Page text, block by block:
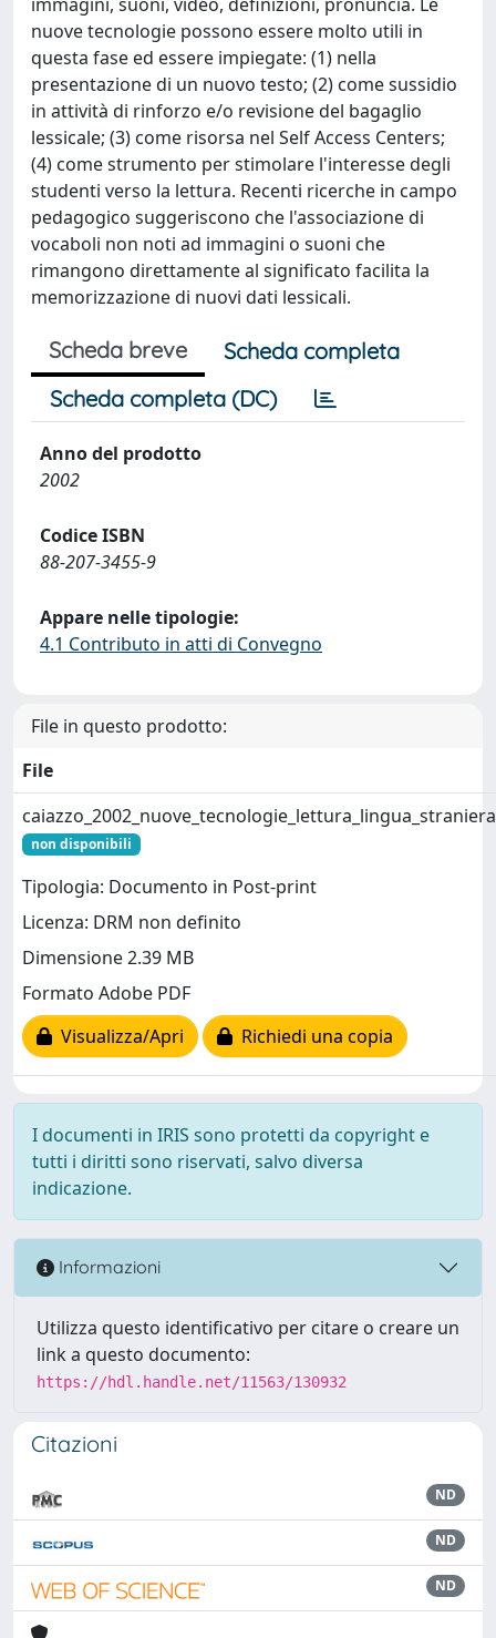
nuove tecnologie possono essere molto utili in
questa fase ed essere impiegate: (1) nella
presentazione di un nuovo testo; (2) come sussidio
in attività di rinforzo e/o revisione del bagaglio
lessicale; (3) come risorsa nel Self Access Centers;
(4) come strumento per stimolare l'interesse degli
studenti verso la lettura. Recenti ricerche in campo
pedagogico suggeriscono che l'associazione di
vocaboli non noti ad immagini o suoni che
rimangono direttamente al significato facilita la
memorizzazione di nuovi dati lessicali.
Scheda breve
Scheda completa
Scheda completa (DC)
Anno del prodotto
2002
Codice ISBN
88-207-3455-9
Appare nelle tipologie:
4.1 Contributo in atti di Convegno
File in questo prodotto:
File
non disponibili
Tipologia: Documento in Post-print
Licenza: DRM non definito
Dimensione 2.39 MB
Formato Adobe PDF
Visualizza/Apri
Richiedi una copia
I documenti in IRIS sono protetti da copyright e
tutti i diritti sono riservati, salvo diversa
indicazione.
Informazioni
Utilizza questo identificativo per citare o creare un
link a questo documento:
https://hdl.handle.net/11563/130932
Citazioni
ND
ND
ND